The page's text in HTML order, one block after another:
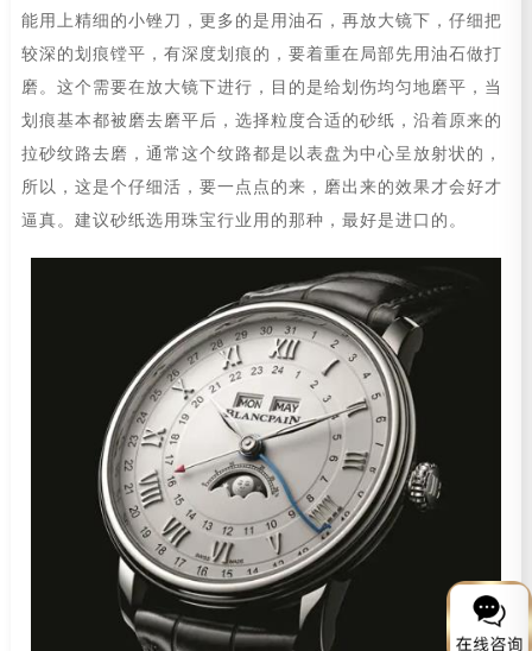
能用上精细的小锉刀，更多的是用油石，再放大镜下，仔细把
较深的划痕镗平，有深度划痕的，要着重在局部先用油石做打
磨。这个需要在放大镜下进行，目的是给划伤均匀地磨平，当
划痕基本都被磨去磨平后，选择粒度合适的砂纸，沿着原来的
拉砂纹路去磨，通常这个纹路都是以表盘为中心呈放射状的，
所以，这是个仔细活，要一点点的来，磨出来的效果才会好才
逼真。建议砂纸选用珠宝行业用的那种，最好是进口的。